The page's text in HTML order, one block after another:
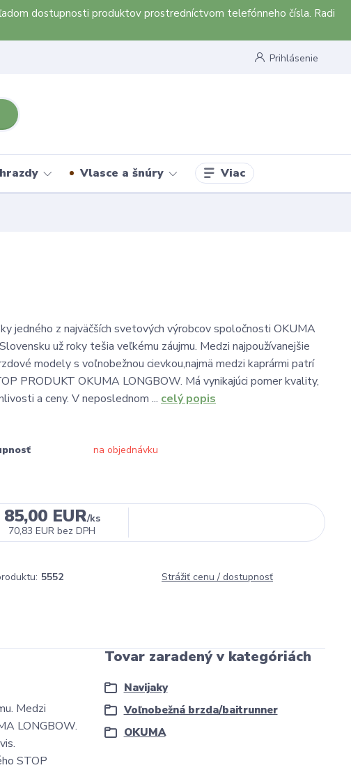
dostupnosti produktov prostredníctvom telefónneho čísla. Radi
Prihlásenie
Vlasce a šnúry Viac
jedného z najväčších svetových výrobcov spoločnosti OKUMA
už roky tešia veľkému záujmu. Medzi najpoužívanejšie
modely s voľnobežnou cievkou,najmä medzi kaprármi patrí
PRODUKT OKUMA LONGBOW. Má vynikajúci pomer kvality,
a ceny. V neposlednom ... celý popis
na objednávku
85,00 EUR/ks
70,83 EUR bez DPH
5552 Strážiť cenu / dostupnosť
Medzi
LONGBOW.
STOP
Tovar zaradený v kategóriách
Navijaky
Voľnobežná brzda/baitrunner
OKUMA